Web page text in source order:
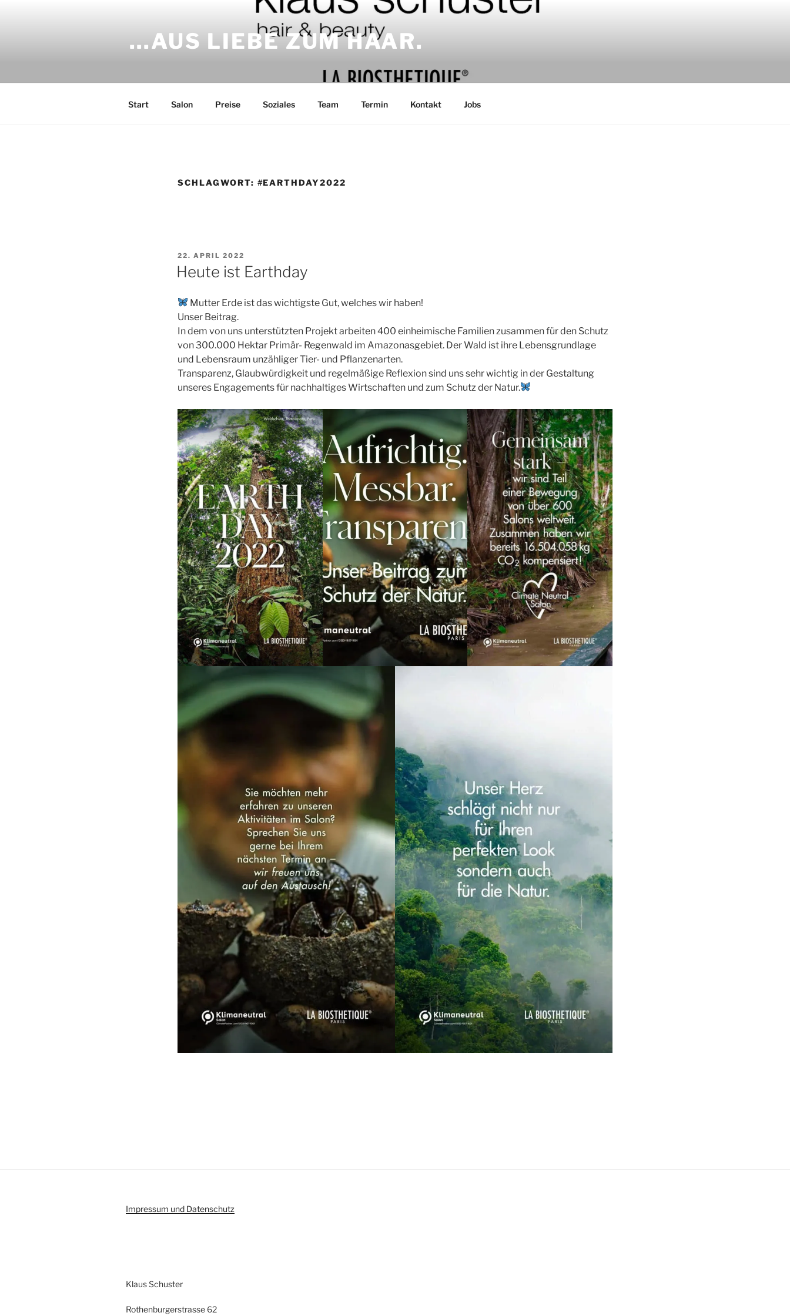
…AUS LIEBE ZUM HAAR.
Start Salon Preise Soziales Team Termin Kontakt Jobs
SCHLAGWORT: #EARTHDAY2022
VERÖFFENTLICHT
AM
22. APRIL 2022
Heute ist Earthday
Mutter Erde ist das wichtigste Gut, welches wir haben!
Unser Beitrag.
In dem von uns unterstützten Projekt arbeiten 400 einheimische Familien zusammen für den Schutz
von 300.000 Hektar Primär- Regenwald im Amazonasgebiet. Der Wald ist ihre Lebensgrundlage
und Lebensraum unzähliger Tier- und Pflanzenarten.
Transparenz, Glaubwürdigkeit und regelmäßige Reflexion sind uns sehr wichtig in der Gestaltung
unseres Engagements für nachhaltiges Wirtschaften und zum Schutz der Natur.
Impressum und Datenschutz
Klaus Schuster
Rothenburgerstrasse 62